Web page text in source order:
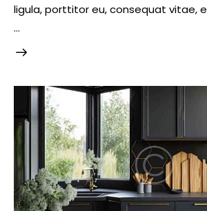
ligula, porttitor eu, consequat vitae,
…